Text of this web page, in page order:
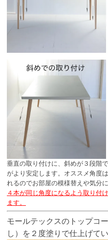
垂直の取り付けに、斜めが３段階
がより安定します。オススメ角度
れるのでお部屋の模様替えや気分
４本が同じ角度になるよう取り付
ます。
モールテックスのトップコ
し）を２度塗りで仕上げてい